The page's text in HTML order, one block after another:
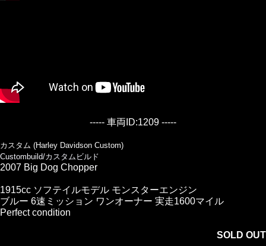
----- 車両ID:1209 -----
カスタム (Harley Davidson Custom)
Custombuild/カスタムビルド
2007 Big Dog Chopper
1915cc ソフテイルモデル モンスターエンジン
ブルー 6速ミッション ワンオーナー 実走1600マイル
Perfect condition
SOLD OUT